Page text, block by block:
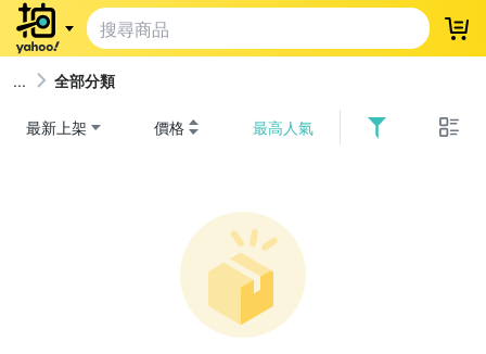
登
全部分類
最新上架 價格 最高人氣